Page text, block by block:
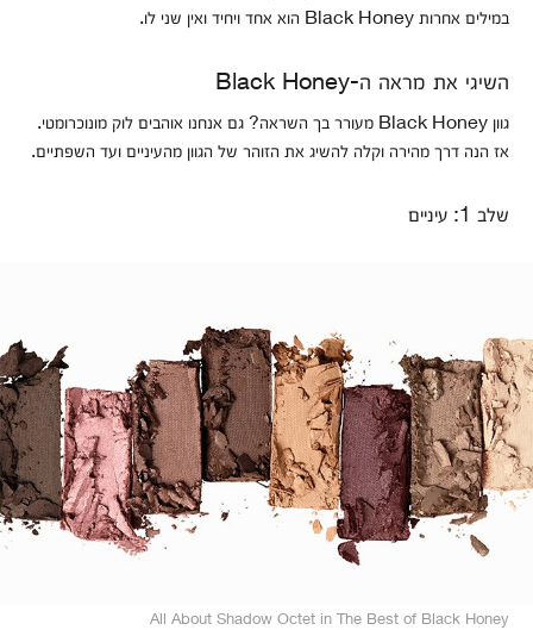
במילים אחרות Black Honey הוא אחד ויחיד ואין שני לו.
השיגי את מראה ה-Black Honey
גוון Black Honey מעורר בך השראה? גם אנחנו אוהבים לוק מונוכרומטי.
אז הנה דרך מהירה וקלה להשיג את הזוהר של הגוון מהעיניים ועד השפתיים.
שלב 1: עיניים
All About Shadow Octet in The Best of Black Honey